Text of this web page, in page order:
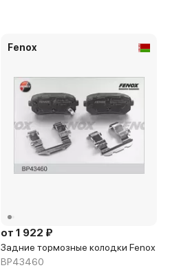
Fenox
от 1 922 ₽
Задние тормозные колодки Fenox
BP43460